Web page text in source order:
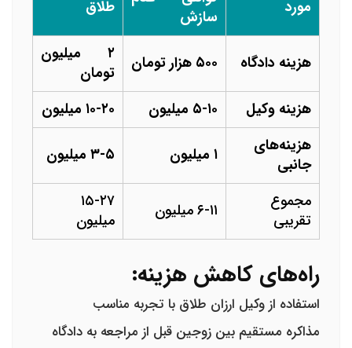
مورد
سازش
طلاق
هزینه دادگاه ۵۰۰ هزار تومان
۲ میلیون
تومان
هزینه وکیل
۵-۱۰ میلیون
۱۰-۲۰ میلیون
هزینه‌های
جانبی
۱ میلیون ۳-۵ میلیون
مجموع
تقریبی
۶-۱۱ میلیون
۱۵-۲۷
میلیون
راه‌های کاهش هزینه:
استفاده ازوکیل ارزان طلاق با تجربه مناسب
مذاکره مستقیم بین زوجین قبل از مراجعه به دادگاه